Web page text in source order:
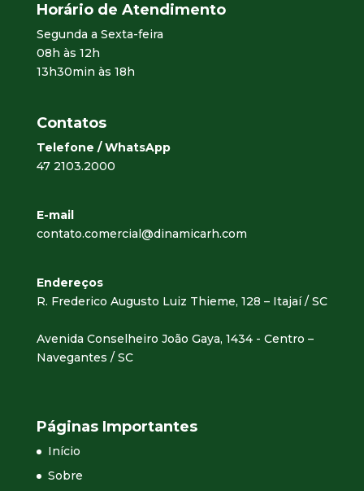
Horário de Atendimento
Segunda a Sexta-feira
08h às 12h
13h30min às 18h
Contatos
Telefone / WhatsApp
47 2103.2000
E-mail
contato.comercial@dinamicarh.com
Endereços
R. Frederico Augusto Luiz Thieme, 128 – Itajaí / SC
Avenida Conselheiro João Gaya, 1434 - Centro –
Navegantes / SC
Páginas Importantes
Início
Sobre